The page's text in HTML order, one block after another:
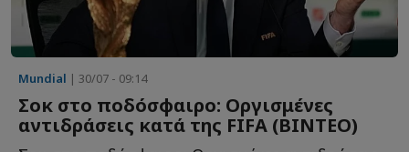
Mundial | 30/07 - 09:14
Σοκ στο ποδόσφαιρο: Οργισμένες
αντιδράσεις κατά της FIFA (BINTEO)